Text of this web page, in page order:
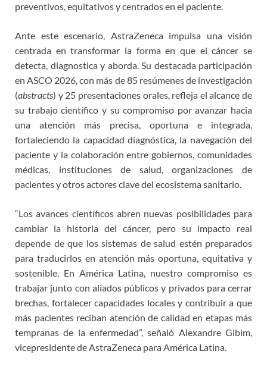
preventivos, equitativos y centrados en el paciente.
Ante este escenario, AstraZeneca impulsa una visión
centrada en transformar la forma en que el cáncer se
detecta, diagnostica y aborda. Su destacada participación
en ASCO 2026, con más de 85 resúmenes de investigación
(abstracts) y 25 presentaciones orales, refleja el alcance de
su trabajo científico y su compromiso por avanzar hacia
una atención más precisa, oportuna e integrada,
fortaleciendo la capacidad diagnóstica, la navegación del
paciente y la colaboración entre gobiernos, comunidades
médicas, instituciones de salud, organizaciones de
pacientes y otros actores clave del ecosistema sanitario.
“Los avances científicos abren nuevas posibilidades para
cambiar la historia del cáncer, pero su impacto real
depende de que los sistemas de salud estén preparados
para traducirlos en atención más oportuna, equitativa y
sostenible. En América Latina, nuestro compromiso es
trabajar junto con aliados públicos y privados para cerrar
brechas, fortalecer capacidades locales y contribuir a que
más pacientes reciban atención de calidad en etapas más
tempranas de la enfermedad”, señaló Alexandre Gibim,
vicepresidente de AstraZeneca para América Latina.